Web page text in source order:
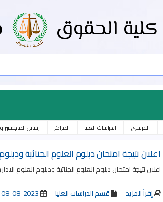
كلية الحقوق
الفرنسي الدراسات العليا المراكز رسائل الماجستير
اعلان نتيجة امتحان دبلوم العلوم الجنائية
اعلان نتيجة امتحان دبلوم العلوم الجنائية ودبلوم العلوم الادارية
إقرأ المزيد قسم الدراسات العليا 2023-08-08